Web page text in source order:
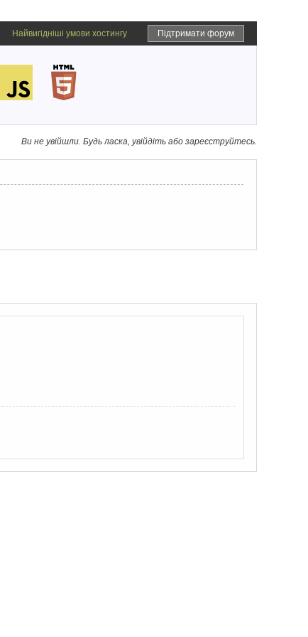
Підтримати форум
Найвигідніші умови хостингу
Ви не увійшли. Будь ласка, увійдіть або зареєструйтесь.